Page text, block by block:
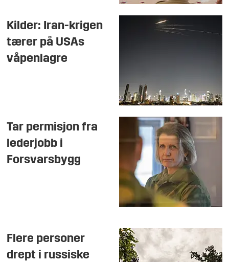
Kilder: Iran-krigen
tærer på USAs
våpenlagre
Tar permisjon fra
lederjobb i
Forsvarsbygg
Flere personer
drept i russiske